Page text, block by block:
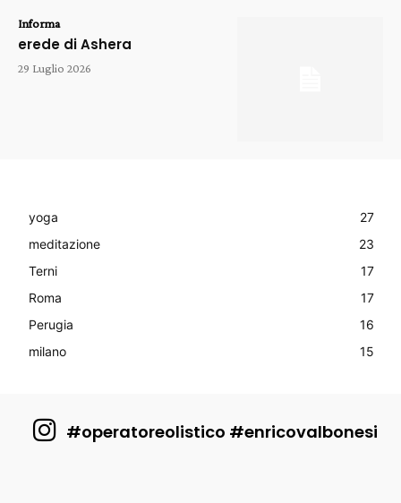
Informa
erede di Ashera
29 Luglio 2026
yoga
27
meditazione
23
Terni
17
Roma
17
Perugia
16
milano
15
#operatoreolistico #enricovalbonesi